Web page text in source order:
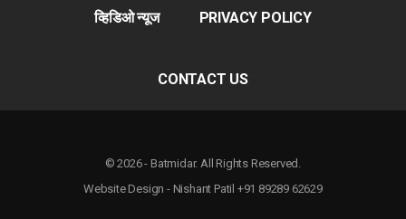
व्हिडिओ न्यूज PRIVACY POLICY
CONTACT US
© 2026 - Batmidar. All Rights Reserved.
Website Design - Nishant Patil +91 89289 62629